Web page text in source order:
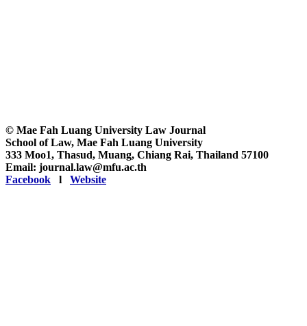
© Mae Fah Luang University Law Journal
School of Law, Mae Fah Luang University
333 Moo1, Thasud, Muang, Chiang Rai, Thailand 57100
Email: journal.law@mfu.ac.th
Facebook l Website